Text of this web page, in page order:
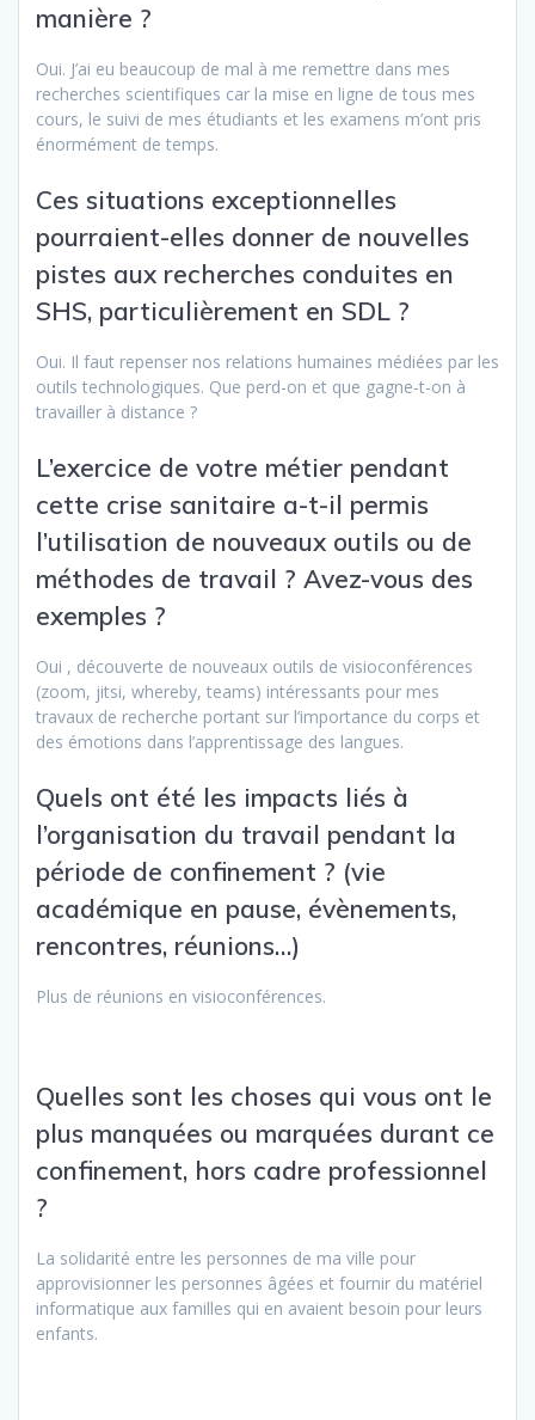
manière ?
Oui. J’ai eu beaucoup de mal à me remettre dans mes
recherches scientifiques car la mise en ligne de tous mes
cours, le suivi de mes étudiants et les examens m’ont pris
énormément de temps.
Ces situations exceptionnelles
pourraient-elles donner de nouvelles
pistes aux recherches conduites en
SHS, particulièrement en SDL ?
Oui. Il faut repenser nos relations humaines médiées par les
outils technologiques. Que perd-on et que gagne-t-on à
travailler à distance ?
L’exercice de votre métier pendant
cette crise sanitaire a-t-il permis
l’utilisation de nouveaux outils ou de
méthodes de travail ? Avez-vous des
exemples ?
Oui , découverte de nouveaux outils de visioconférences
(zoom, jitsi, whereby, teams) intéressants pour mes
travaux de recherche portant sur l’importance du corps et
des émotions dans l’apprentissage des langues.
Quels ont été les impacts liés à
l’organisation du travail pendant la
période de confinement ? (vie
académique en pause, évènements,
rencontres, réunions…)
Plus de réunions en visioconférences.
Quelles sont les choses qui vous ont le
plus manquées ou marquées durant ce
confinement, hors cadre professionnel
?
La solidarité entre les personnes de ma ville pour
approvisionner les personnes âgées et fournir du matériel
informatique aux familles qui en avaient besoin pour leurs
enfants.